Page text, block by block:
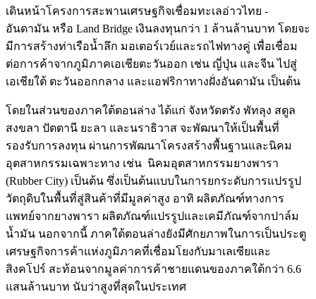
เดินหน้าโครงการสะพานเศรษฐกิจเชื่อมทะเลอ่าวไทย -
อันดามัน หรือ Land Bridge เงินลงทุนกว่า 1 ล้านล้านบาท โดยจะ
มีการสร้างท่าเรือน้ำลึก มอเตอร์เวย์และรถไฟทางคู่ เพื่อเชื่อม
ต่อการค้าจากภูมิภาคเอเชียตะวันออก เช่น ญี่ปุ่น และจีน ไปสู่
เอเชียใต้ ตะวันออกกลาง และแอฟริกาทางฝั่งอันดามัน เป็นต้น
โดยในส่วนของภาคใต้ตอนล่าง ได้แก่ จังหวัดตรัง พัทลุง สตูล
สงขลา ปัตตานี ยะลา และนราธิวาส จะพัฒนาให้เป็นพื้นที่
รองรับการลงทุน ผ่านการพัฒนาโครงสร้างพื้นฐานและนิคม
อุตสาหกรรมเฉพาะทาง เช่น นิคมอุตสาหกรรมยางพารา
(Rubber City) เป็นต้น ซึ่งเป็นต้นแบบในการยกระดับการแปรรูป
วัตถุดิบในพื้นที่สู่สินค้าที่มีมูลค่าสูง อาทิ ผลิตภัณฑ์ทางการ
แพทย์จากยางพารา ผลิตภัณฑ์แปรรูปและเคมีภัณฑ์จากปาล์ม
น้ำมัน นอกจากนี้ ภาคใต้ตอนล่างยังมีศักยภาพในการเป็นประตู
เศรษฐกิจการค้าแห่งภูมิภาคที่เชื่อมโยงกับมาเลเซียและ
สิงคโปร์ สะท้อนจากมูลค่าการค้าชายแดนของภาคใต้กว่า 6.6
แสนล้านบาท นับว่าสูงที่สุดในประเทศ